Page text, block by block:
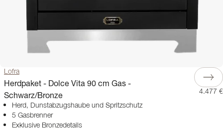
Lofra
Herdpaket - Dolce Vita 90 cm Gas -
Schwarz/Bronze
Herd, Dunstabzugshaube und Spritzschutz
5 Gasbrenner
Exklusive Bronzedetails
4.477 €